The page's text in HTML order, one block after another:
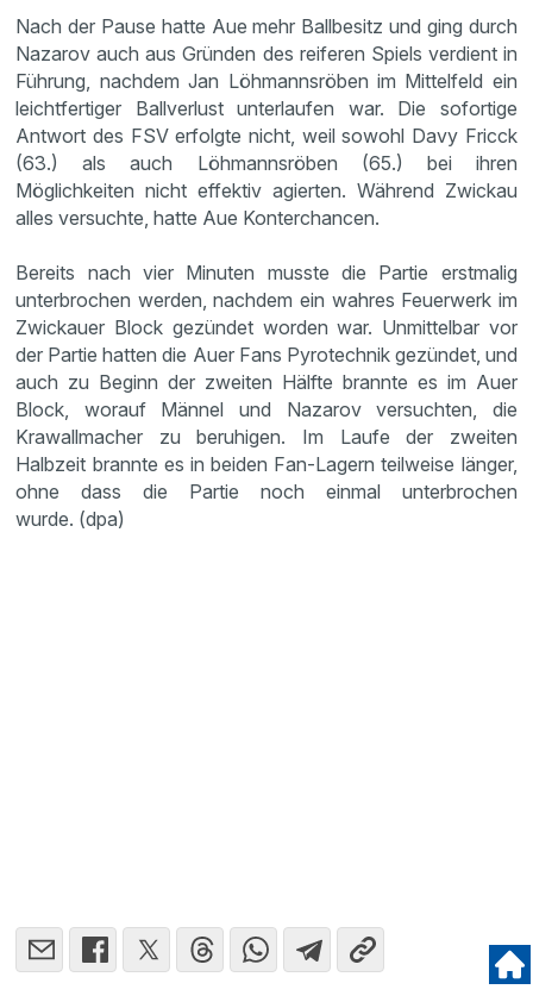
Nach der Pause hatte Aue mehr Ballbesitz und ging durch
Nazarov auch aus Gründen des reiferen Spiels verdient in
Führung, nachdem Jan Löhmannsröben im Mittelfeld ein
leichtfertiger Ballverlust unterlaufen war. Die sofortige
Antwort des FSV erfolgte nicht, weil sowohl Davy Fricck
(63.) als auch Löhmannsröben (65.) bei ihren
Möglichkeiten nicht effektiv agierten. Während Zwickau
alles versuchte, hatte Aue Konterchancen.
Bereits nach vier Minuten musste die Partie erstmalig
unterbrochen werden, nachdem ein wahres Feuerwerk im
Zwickauer Block gezündet worden war. Unmittelbar vor
der Partie hatten die Auer Fans Pyrotechnik gezündet, und
auch zu Beginn der zweiten Hälfte brannte es im Auer
Block, worauf Männel und Nazarov versuchten, die
Krawallmacher zu beruhigen. Im Laufe der zweiten
Halbzeit brannte es in beiden Fan-Lagern teilweise länger,
ohne dass die Partie noch einmal unterbrochen
wurde. (dpa)